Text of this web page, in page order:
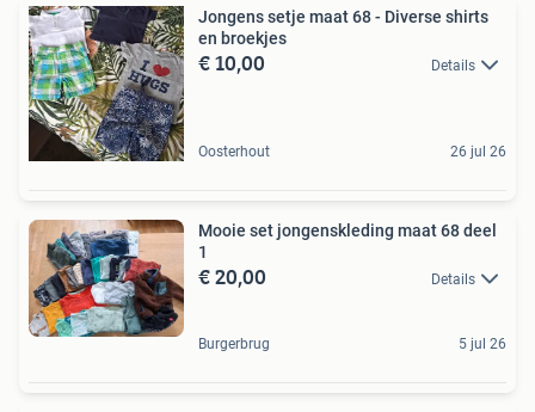
Jongens setje maat 68 - Diverse shirts
en broekjes
€ 10,00 Details
Oosterhout 26 jul 26
Mooie set jongenskleding maat 68 deel
1
€ 20,00 Details
Burgerbrug 5 jul 26